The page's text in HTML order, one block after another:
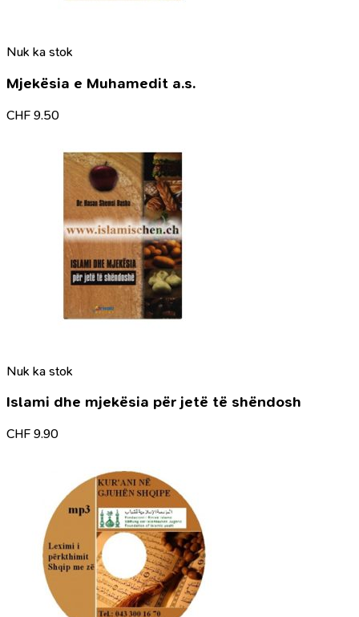
Nuk ka stok
Mjekësia e Muhamedit a.s.
CHF 9.50
Nuk ka stok
Islami dhe mjekësia për jetë të shëndosh
CHF 9.90